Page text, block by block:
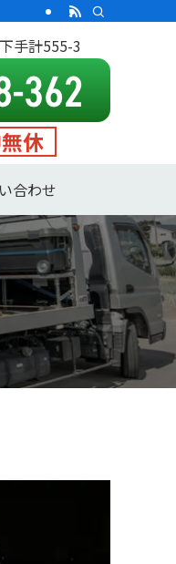
合わせ
手計555-3
休